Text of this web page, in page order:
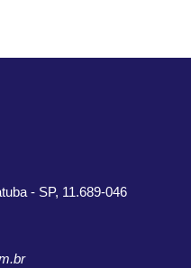
- SP, 11.689-046